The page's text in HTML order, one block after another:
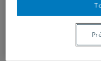
Development, on
and statistics in